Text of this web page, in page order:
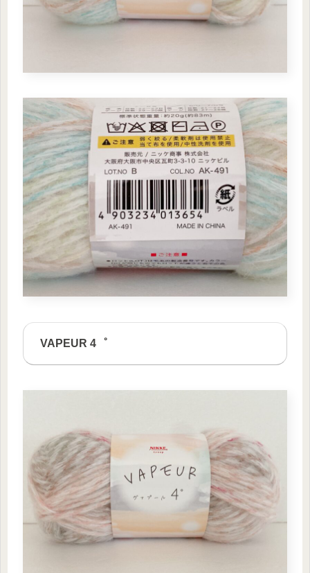
VAPEUR 4゜